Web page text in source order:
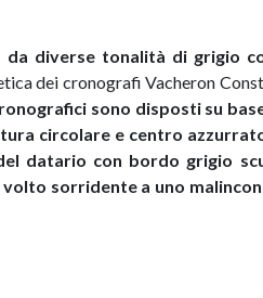
diverse tonalità di grigio
dei cronografi Vacheron
sono disposti su
circolare e centro
datario con bordo grigio
sorridente a uno